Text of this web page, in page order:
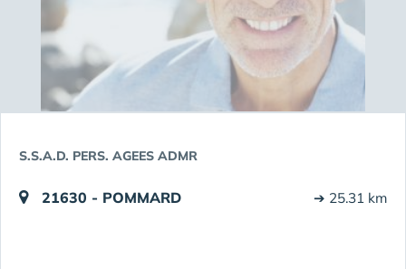
S.S.A.D. PERS. AGEES ADMR
21630 - POMMARD ➔ 25.31 km